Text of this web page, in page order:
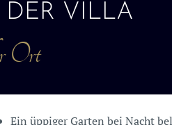
VILLA
Ort
Ein üppiger Garten bei Nacht